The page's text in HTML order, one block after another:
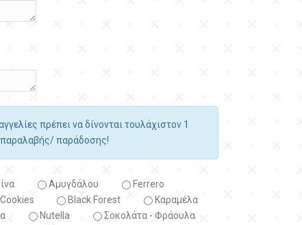
πρέπει να δίνονται τουλάχιστον 1
παραλαβής/ παράδοσης!
Αμυγδάλου
Ferrero
Black Forest
Kαραμέλα
Nutella
Σοκολάτα - Φράουλα